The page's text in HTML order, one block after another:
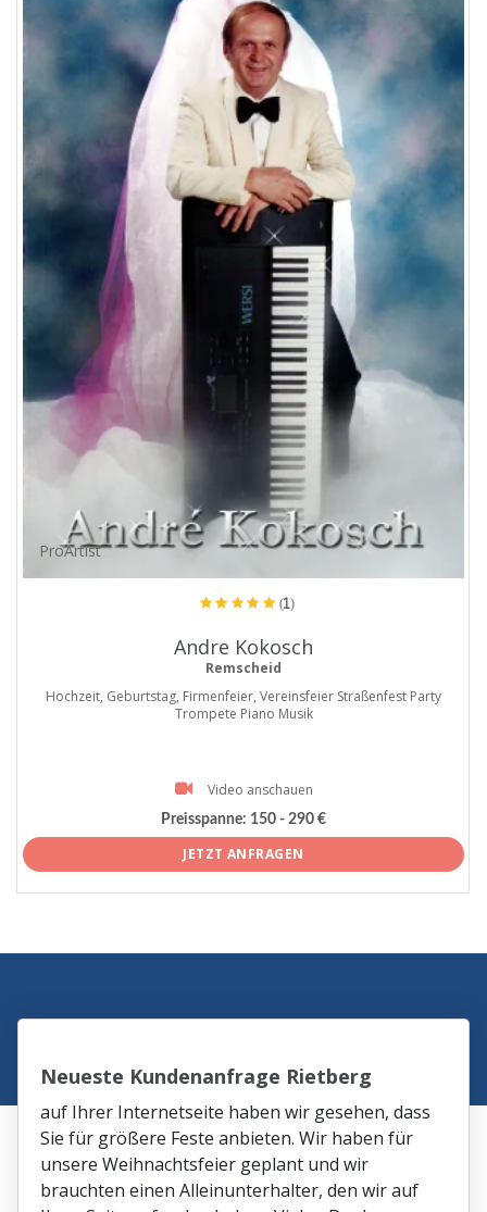
ProArtist
(1)
Andre Kokosch
Remscheid
Hochzeit, Geburtstag, Firmenfeier, Vereinsfeier Straßenfest Party
Trompete Piano Musik
Video anschauen
Preisspanne: 150 - 290 €
JETZT ANFRAGEN
Neueste Kundenanfrage Rietberg
auf Ihrer Internetseite haben wir gesehen, dass
Sie für größere Feste anbieten. Wir haben für
unsere Weihnachtsfeier geplant und wir
brauchten einen Alleinunterhalter, den wir auf